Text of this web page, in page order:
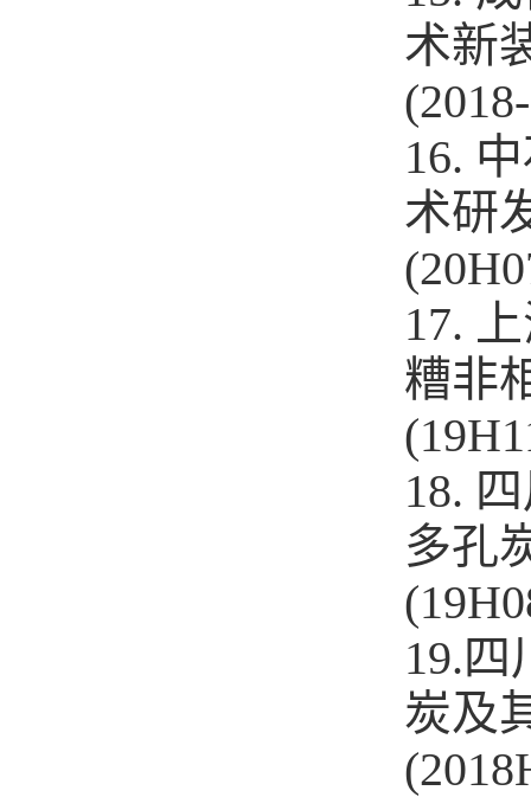
术新
16.
术研
17.
糟非
18.
多孔
19.
炭及